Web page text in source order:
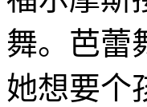
舞。芭蕾
她想要个